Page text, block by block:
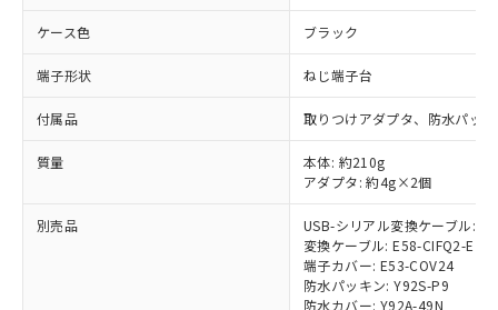
ケース色 ブラック
端子形状 ねじ端子台
付属品 取りつけアダプタ、防水パッ
質量
本体: 約210g
アダプタ: 約4g×2個
別売品
USB-シリアル変換ケーブル:
変換ケーブル: E58-CIFQ2-E
端子カバー: E53-COV24
防水パッキン: Y92S-P9
防水カバー: Y92A-49N
以下の条件をお読みいただき、同意のうえ
※1 対応状況
対応済み：EU RoHS指令（10物質）の
非含有に対応した製品が提供可能な商品で
対応予定：EU RoHS指令（10物質）の非含
有に対応した製品に切り替える予定のある
対応予定なし：EU RoHS指令（10物質）の
非含有に非対応の商品で、対応品を出す予